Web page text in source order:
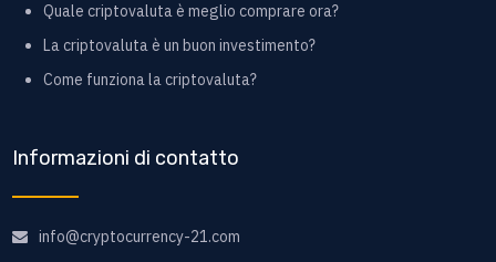
Quale criptovaluta è meglio comprare ora?
La criptovaluta è un buon investimento?
Come funziona la criptovaluta?
Informazioni di contatto
info@cryptocurrency-21.com